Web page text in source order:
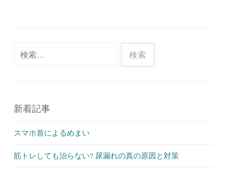
新着記事
スマホ首によるめまい
筋トレしても治らない? 尿漏れの真の原因と対策